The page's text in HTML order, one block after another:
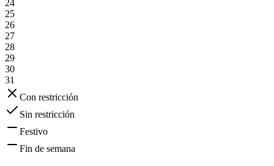
24
25
26
27
28
29
30
31
Con restricción
Sin restricción
Festivo
Fin de semana